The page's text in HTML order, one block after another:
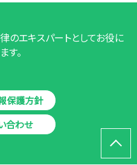
のエキスパートとしてお役に
す。
保護方針
合わせ